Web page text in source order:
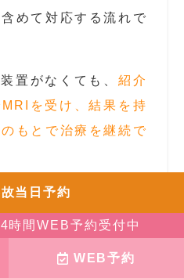
当日予約
時間WEB予約受付中
WEB予約
めて対応する流れで
置がなくても、 紹介
を受け、結果を持
もとで治療を継続で
にしたリハビリ
と程度が確認できる